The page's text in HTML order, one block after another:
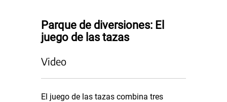
Parque de diversiones: El
juego de las tazas
Video
El juego de las tazas combina tres